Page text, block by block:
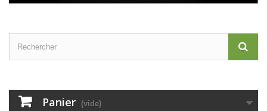
Panier (vide)